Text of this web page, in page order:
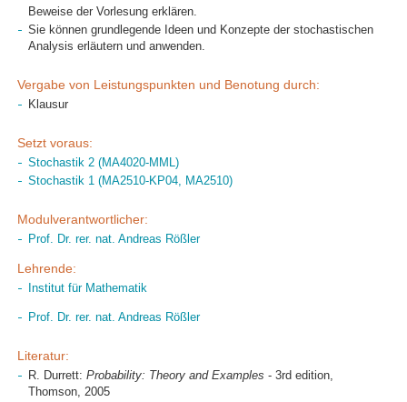
Beweise der Vorlesung erklären.
Sie können grundlegende Ideen und Konzepte der stochastischen
Analysis erläutern und anwenden.
Vergabe von Leistungspunkten und Benotung durch:
Klausur
Setzt voraus:
Stochastik 2 (MA4020-MML)
Stochastik 1 (MA2510-KP04, MA2510)
Modulverantwortlicher:
Prof. Dr. rer. nat. Andreas Rößler
Lehrende:
Institut für Mathematik
Prof. Dr. rer. nat. Andreas Rößler
Literatur:
R. Durrett: Probability: Theory and Examples - 3rd edition,
Thomson, 2005